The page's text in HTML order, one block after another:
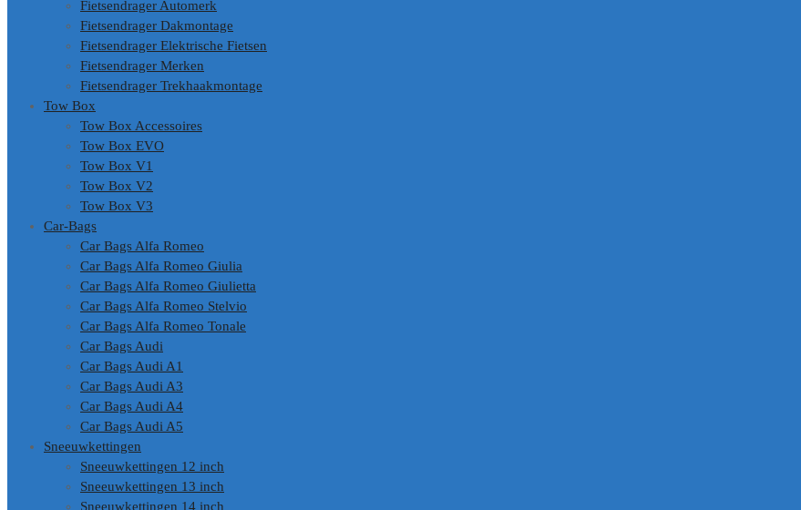
Fietsendrager Automerk
Fietsendrager Dakmontage
Fietsendrager Elektrische Fietsen
Fietsendrager Merken
Fietsendrager Trekhaakmontage
Tow Box
Tow Box Accessoires
Tow Box EVO
Tow Box V1
Tow Box V2
Tow Box V3
Car-Bags
Car Bags Alfa Romeo
Car Bags Alfa Romeo Giulia
Car Bags Alfa Romeo Giulietta
Car Bags Alfa Romeo Stelvio
Car Bags Alfa Romeo Tonale
Car Bags Audi
Car Bags Audi A1
Car Bags Audi A3
Car Bags Audi A4
Car Bags Audi A5
Sneeuwkettingen
Sneeuwkettingen 12 inch
Sneeuwkettingen 13 inch
Sneeuwkettingen 14 inch